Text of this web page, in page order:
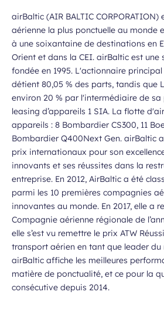
airBaltic (AIR BALTIC
aérienne la plus ponctuelle au monde
à une soixantaine de destinations en
Orient et dans la CEI. airBaltic est une
fondée en 1995. L'actionnaire
détient 80,05 % des parts, tandis que
environ 20 % par l'intermédiaire de
leasing d’appareils 1 SIA. La flotte
appareils : 8 Bombardier CS300, 11
Bombardier Q400Next Gen. airBaltic
prix internationaux pour son
innovants et ses réussites dans la
entreprise. En 2012, AirBaltic a été
parmi les 10 premières compagnies
innovantes au monde. En 2017, elle a
Compagnie aérienne régionale de
elle s’est vu remettre le prix ATW
transport aérien en tant que leader du
airBaltic affiche les meilleures
matière de ponctualité, et ce pour la
consécutive depuis 2014.